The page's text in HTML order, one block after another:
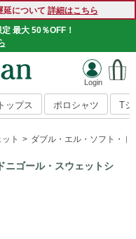
延について 詳細はこちら
最大 50％OFF！
ップス ポロシャツ Tシ
ト ダブル・エル・ソフト・
ニゴール・スウェットシ
sweatshirts/g/